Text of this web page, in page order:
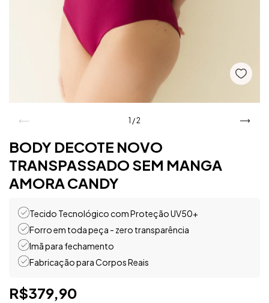
1 /2
BODY DECOTE NOVO
TRANSPASSADO SEM MANGA
AMORA CANDY
Tecido Tecnológico com Proteção UV50+
Forro em toda peça - zero transparência
Imã para fechamento
Fabricação para Corpos Reais
R$379,90